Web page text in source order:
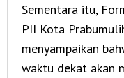
Sementara itu,
PII Kota
menyampaikan
waktu dekat akan